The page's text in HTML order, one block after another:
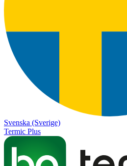
Svenska (Sverige)
Termic Plus